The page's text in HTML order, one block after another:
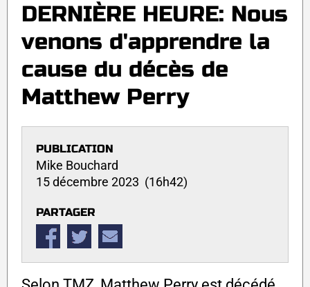
DERNIÈRE HEURE: Nous
venons d'apprendre la
cause du décès de
Matthew Perry
PUBLICATION
Mike Bouchard
15 décembre 2023 (16h42)
PARTAGER